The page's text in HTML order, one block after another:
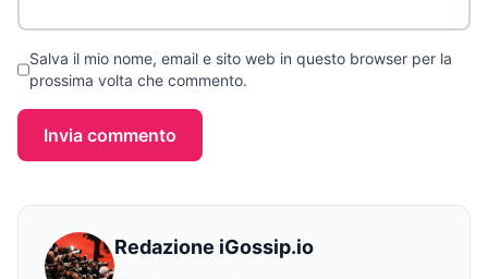
Salva il mio nome, email e sito web in questo browser per la
prossima volta che commento.
Invia commento
Redazione iGossip.io